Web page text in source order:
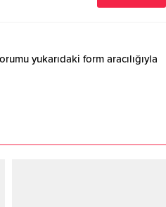
yukarıdaki form aracılığıyla